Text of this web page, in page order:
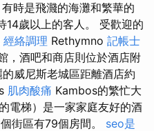
時是飛濺的海灘和繁華的
14歲以上的客人。 受歡迎的
經絡調理 Rethymno 記帳士
，酒吧和商店則位於酒店附
威尼斯老城區距離酒店約
肌肉酸痛 Kambos的繁忙大
電梯）是一家家庭友好的酒
街區有79個房間。 seo是